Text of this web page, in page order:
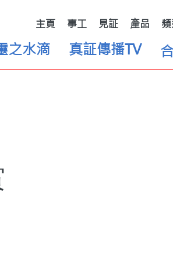
主頁 事工 見証 產品
之水滴 真証傳播TV